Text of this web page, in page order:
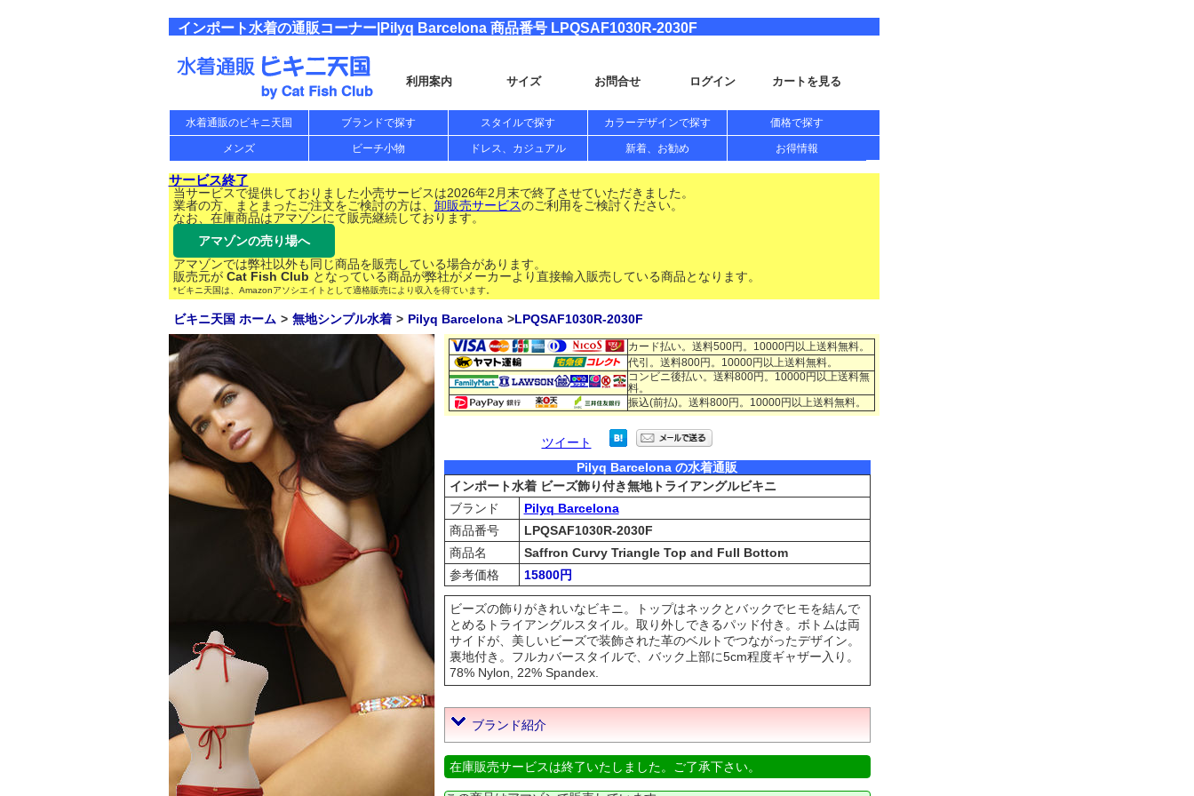
インポート水着の通販コーナー|Pilyq Barcelona 商品番号 LPQSAF1030R-2030F
利用案内 サイズ お問合せ ログイン カートを見る
水着通販のビキニ天国 ブランドで探す スタイルで探す カラーデザインで探す 価格で探す
メンズ ビーチ小物 ドレス、カジュアル 新着、お勧め お得情報
サービス終了
当サービスで提供しておりました小売サービスは2026年2月末で終了させていただきました。
業者の方、まとまったご注文をご検討の方は、 卸販売サービスのご利用をご検討ください。
なお、在庫商品はアマゾンにて販売継続しております。
アマゾンの売り場へ
アマゾンでは弊社以外も同じ商品を販売している場合があります。
販売元が Cat Fish Club となっている商品が弊社がメーカーより直接輸入販売している商品となります。
*ビキニ天国は、Amazonアソシエイトとして適格販売により収入を得ています。
ビキニ天国 ホーム 無地シンプル水着 Pilyq Barcelona LPQSAF1030R-2030F
カード払い。送料500円。10000円以上送料無料。
代引。送料800円。10000円以上送料無料。
コンビニ後払い。送料800円。10000円以上送料無
料。
振込(前払)。送料800円。10000円以上送料無料。
ツイート
Pilyq Barcelona の水着通販
インポート水着 ビーズ飾り付き無地トライアングルビキニ
ブランド
Pilyq Barcelona
商品番号
LPQSAF1030R-2030F
商品名
Saffron Curvy Triangle Top and Full Bottom
参考価格
15800円
ビーズの飾りがきれいなビキニ。トップはネックとバックでヒモを結んで
とめるトライアングルスタイル。取り外しできるパッド付き。ボトムは両
サイドが、美しいビーズで装飾された革のベルトでつながったデザイン。
裏地付き。フルカバースタイルで、バック上部に5cm程度ギャザー入り。
78% Nylon, 22% Spandex.
ブランド紹介
在庫販売サービスは終了いたしました。ご了承下さい。